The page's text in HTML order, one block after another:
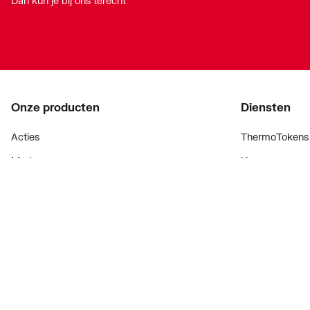
Onze producten
Acties
Merken
Diensten
ThermoTokens
Xpressen